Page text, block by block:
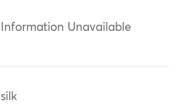
Information Unavailable
silk